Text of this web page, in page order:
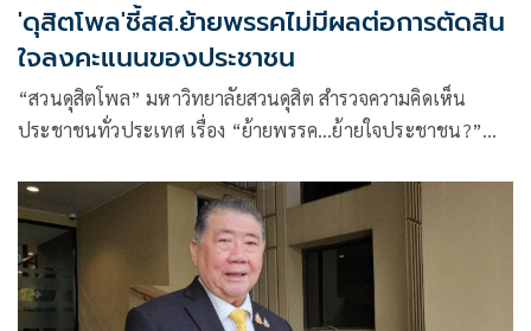
'ดุสิตโพล'ชี้สส.ย้ายพรรคไม่มีผลต่อการตัดสิน
ใจลงคะแนนของประชาชน
“สวนดุสิตโพล” มหาวิทยาลัยสวนดุสิต สำรวจความคิดเห็น
ประชาชนทั่วประเทศ เรื่อง “ย้ายพรรค…ย้ายใจประชาชน?”
สนาม) ระหว่างวันที่ 14-17 ตุลาคม 2568 พบว่า กลุ่มตัวอย่าง
มองว่าการย้ายพรรคเป็นเรื่องปกติทางการเมือง เห็นเป็นประจำ